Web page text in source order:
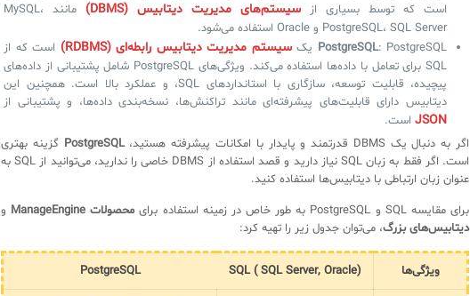
است که توسط بسیاری از سیستم‌های مدیریت دیتابیس (DBMS)
مانند MySQL،
PostgreSQL، SQL Server و Oracle استفاده می‌شود.
PostgreSQL: PostgreSQL یک سیستم مدیریت دیتابیس رابطه‌ای (RDBMS)
است که از
SQL برای تعامل با داده‌ها استفاده می‌کند. ویژگی‌های PostgreSQL شامل پشتیبانی از داده‌های
پیچیده، قابلیت توسعه، سازگاری با استانداردهای SQL، و عملکرد بالا است. همچنین این
دیتابیس دارای قابلیت‌های پیشرفته‌ای مانند تراکنش‌ها، نسخه‌بندی داده‌ها، و پشتیبانی از
JSON است.
اگر به دنبال یک DBMS قدرتمند و پایدار با امکانات پیشرفته هستید،
PostgreSQL گزینه بهتری
است. اگر فقط به زبان SQL نیاز دارید و قصد استفاده از DBMS خاصی را ندارید، می‌توانید از SQL به
عنوان زبان ارتباطی با دیتابیس‌ها استفاده کنید.
برای مقایسه SQL و PostgreSQL به طور خاص در زمینه استفاده برای
محصولات ManageEngine
و
دیتابیس‌های بزرگ، می‌توان جدول زیر را تهیه کرد:
ویژگی‌ها SQL ( SQL Server, Oracle)
PostgreSQL